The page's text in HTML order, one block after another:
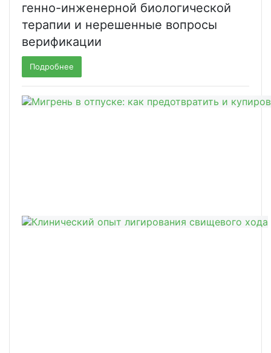
генно-инженерной биологической
терапии и нерешенные вопросы
верификации
Подробнее